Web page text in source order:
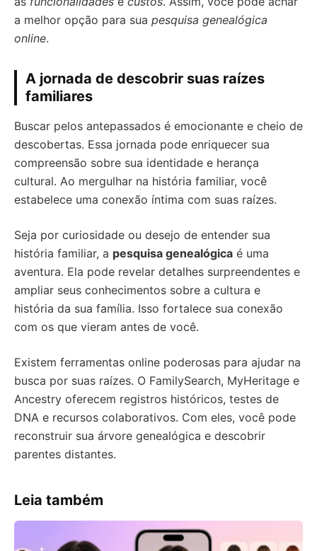
a melhor opção para sua pesquisa genealógica
online.
A jornada de descobrir suas raízes
familiares
Buscar pelos antepassados é emocionante e cheio de
descobertas. Essa jornada pode enriquecer sua
compreensão sobre sua identidade e herança
cultural. Ao mergulhar na história familiar, você
estabelece uma conexão íntima com suas raízes.
Seja por curiosidade ou desejo de entender sua
história familiar, a pesquisa genealógica é uma
aventura. Ela pode revelar detalhes surpreendentes e
ampliar seus conhecimentos sobre a cultura e
história da sua família. Isso fortalece sua conexão
com os que vieram antes de você.
Existem ferramentas online poderosas para ajudar na
busca por suas raízes. O FamilySearch, MyHeritage e
Ancestry oferecem registros históricos, testes de
DNA e recursos colaborativos. Com eles, você pode
reconstruir sua árvore genealógica e descobrir
parentes distantes.
Leia também